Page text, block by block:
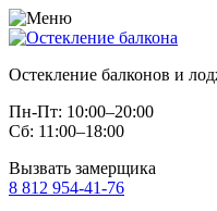
Остекление балконов и
Пн-Пт: 10:00–20:00
Сб: 11:00–18:00
Вызвать замерщика
8 812 954-41-76